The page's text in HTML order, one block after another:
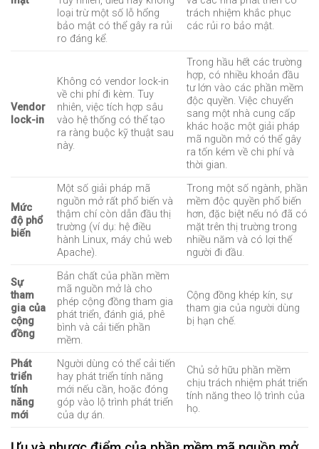
loại trừ một số lỗ hổng
bảo mật có thể gây ra rủi
ro đáng kể.
trách nhiệm khắc phục
các rủi ro bảo mật.
Vendor
lock-in
Không có vendor lock-in
về chi phí đi kèm. Tuy
nhiên, việc tích hợp sâu
vào hệ thống có thể tạo
ra ràng buộc kỹ thuật sau
này.
Trong hầu hết các trường
hợp, có nhiều khoản đầu
tư lớn vào các phần mềm
độc quyền. Việc chuyển
sang một nhà cung cấp
khác hoặc một giải pháp
mã nguồn mở có thể gây
ra tốn kém về chi phí và
thời gian.
Mức
độ phổ
biến
Một số giải pháp mã
nguồn mở rất phổ biến và
thậm chí còn dẫn đầu thị
trường (ví dụ: hệ điều
hành Linux, máy chủ web
Apache).
Trong một số ngành, phần
mềm độc quyền phổ biến
hơn, đặc biệt nếu nó đã có
mặt trên thị trường trong
nhiều năm và có lợi thế
người đi đầu.
Sự
tham
gia của
cộng
đồng
Bản chất của phần mềm
mã nguồn mở là cho
phép cộng đồng tham gia
phát triển, đánh giá, phê
bình và cải tiến phần
mềm.
Cộng đồng khép kín, sự
tham gia của người dùng
bị hạn chế.
Phát
triển
tính
năng
mới
Người dùng có thể cải tiến
hay phát triển tính năng
mới nếu cần, hoặc đóng
góp vào lộ trình phát triển
của dự án.
Chủ sở hữu phần mềm
chịu trách nhiệm phát triển
tính năng theo lộ trình của
họ.